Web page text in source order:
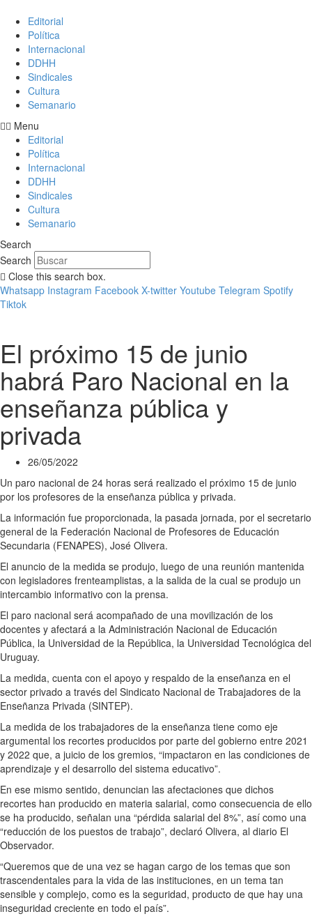
Editorial
Política
Internacional
DDHH
Sindicales
Cultura
Semanario
Menu
Editorial
Política
Internacional
DDHH
Sindicales
Cultura
Semanario
Search
Search
Close this search box.
Whatsapp Instagram Facebook X-twitter Youtube Telegram Spotify
Tiktok
El próximo 15 de junio
habrá Paro Nacional en la
enseñanza pública y
privada
26/05/2022
Un paro nacional de 24 horas será realizado el próximo 15 de junio
por los profesores de la enseñanza pública y privada.
La información fue proporcionada, la pasada jornada, por el secretario
general de la Federación Nacional de Profesores de Educación
Secundaria (FENAPES), José Olivera.
El anuncio de la medida se produjo, luego de una reunión mantenida
con legisladores frenteamplistas, a la salida de la cual se produjo un
intercambio informativo con la prensa.
El paro nacional será acompañado de una movilización de los
docentes y afectará a la Administración Nacional de Educación
Pública, la Universidad de la República, la Universidad Tecnológica del
Uruguay.
La medida, cuenta con el apoyo y respaldo de la enseñanza en el
sector privado a través del Sindicato Nacional de Trabajadores de la
Enseñanza Privada (SINTEP).
La medida de los trabajadores de la enseñanza tiene como eje
argumental los recortes producidos por parte del gobierno entre 2021
y 2022 que, a juicio de los gremios, “impactaron en las condiciones de
aprendizaje y el desarrollo del sistema educativo”.
En ese mismo sentido, denuncian las afectaciones que dichos
recortes han producido en materia salarial, como consecuencia de ello
se ha producido, señalan una “pérdida salarial del 8%”, así como una
“reducción de los puestos de trabajo”, declaró Olivera, al diario El
Observador.
“Queremos que de una vez se hagan cargo de los temas que son
trascendentales para la vida de las instituciones, en un tema tan
sensible y complejo, como es la seguridad, producto de que hay una
inseguridad creciente en todo el país”.